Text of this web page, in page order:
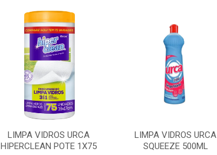
LIMPA VIDROS URCA
HIPERCLEAN POTE 1X75
LIMPA VIDROS URCA
SQUEEZE 500ML